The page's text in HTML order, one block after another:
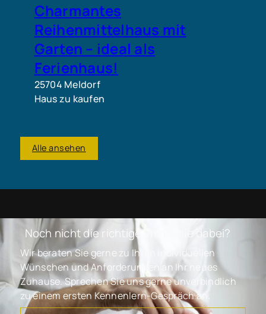
Charmantes
Reihenmittelhaus mit
Garten – ideal als
Ferienhaus!
25704 Meldorf
Haus zu kaufen
Alle ansehen
Noch nicht die richtige Immobilie dabei?
Wir beraten Sie gerne zu Ihren individuellen
Wünschen und Anforderungen an Ihr neues
Zuhause. Sprechen Sie uns gerne unverbindlich
zu einem ersten Kennenlern-Gespräch an.